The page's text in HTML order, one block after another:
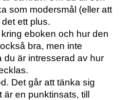
som modersmål (eller att
ett plus.
eboken och hur den
bra, men inte
du är intresserad av hur
Det går att tänka sig
en punktinsats, till